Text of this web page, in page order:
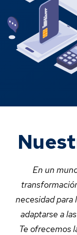
En un
necesidad para
adaptarse a
Te ofrecemos